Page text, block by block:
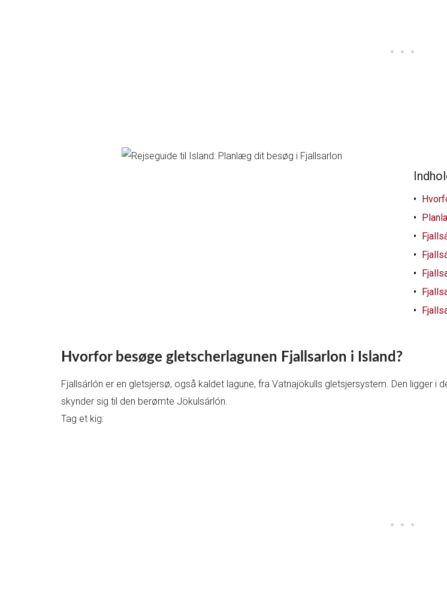
Hvorfor besøge gletscherlagunen Fjallsarlon i Island?
Fjallsárlón er en gletsjersø, også kaldet lagune, fra Vatnajökulls gletsjersystem. Den ligger i
skynder sig til den berømte Jökulsárlón.
Tag et kig: